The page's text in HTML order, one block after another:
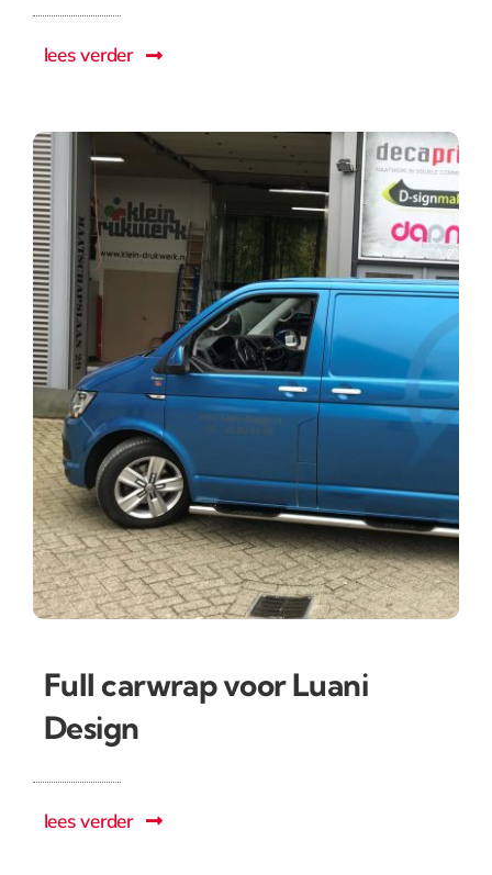
lees verder
Full carwrap voor Luani
Design
lees verder